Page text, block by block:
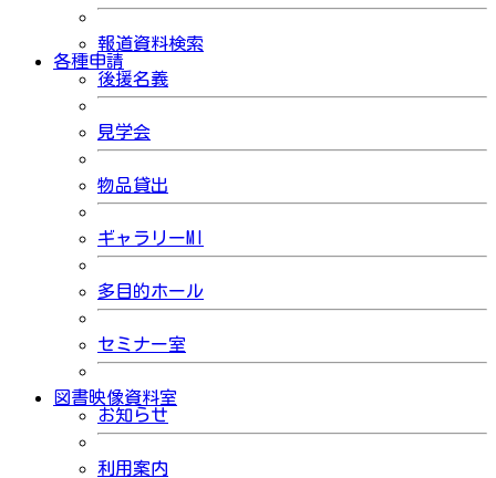
報道資料検索
各種申請
後援名義
見学会
物品貸出
ギャラリーMI
多目的ホール
セミナー室
図書映像資料室
お知らせ
利用案内